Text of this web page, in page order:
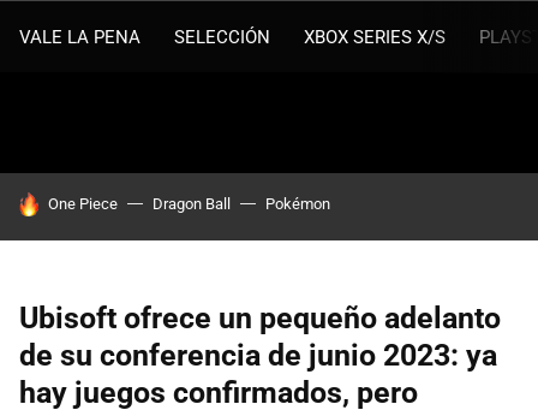
VALE LA PENA SELECCIÓN XBOX SERIES X/S
HOY SE HABLA DE
One Piece Dragon Ball Pokémon
Ubisoft ofrece un pequeño adelanto
de su conferencia de junio 2023: ya
hay juegos confirmados, pero